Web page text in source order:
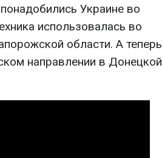
Украине во
использовалась во
области. А теперь
направлении в Донецкой